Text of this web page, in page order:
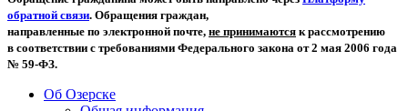
обратной связи. Обращения граждан,
направленные по электронной почте, не принимаются к рассмотрению
в соответствии с требованиями Федерального закона от 2 мая 2006 года
№ 59-ФЗ.
Об Озерске